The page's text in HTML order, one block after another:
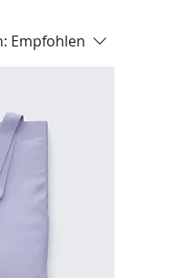
Empfohlen